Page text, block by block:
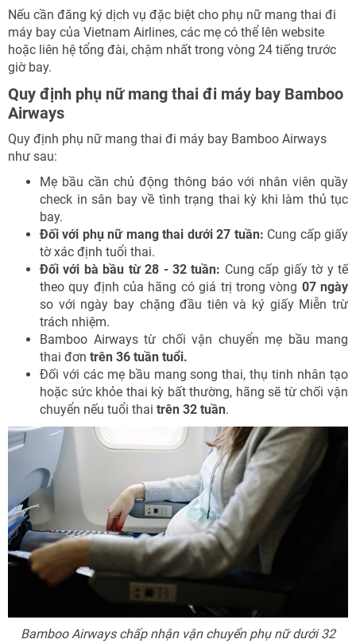
Nếu cần đăng ký dịch vụ đặc biệt cho phụ nữ mang thai đi
máy bay của Vietnam Airlines, các mẹ có thể lên website
hoặc liên hệ tổng đài, chậm nhất trong vòng 24 tiếng trước
giờ bay.
Quy định phụ nữ mang thai đi máy bay Bamboo
Airways
Quy định phụ nữ mang thai đi máy bay Bamboo Airways
như sau:
Mẹ bầu cần chủ động thông báo với nhân viên quầy
check in sân bay về tình trạng thai kỳ khi làm thủ tục
bay.
Đối với phụ nữ mang thai dưới 27 tuần: Cung cấp giấy
tờ xác định tuổi thai.
Đối với bà bầu từ 28 - 32 tuần: Cung cấp giấy tờ y tế
theo quy định của hãng có giá trị trong vòng 07 ngày
so với ngày bay chặng đầu tiên và ký giấy Miễn trừ
trách nhiệm.
Bamboo Airways từ chối vận chuyển mẹ bầu mang
thai đơn trên 36 tuần tuổi.
Đối với các mẹ bầu mang song thai, thụ tinh nhân tạo
hoặc sức khỏe thai kỳ bất thường, hãng sẽ từ chối vận
chuyển nếu tuổi thai trên 32 tuần.
Bamboo Airways chấp nhận vận chuyển phụ nữ dưới 32